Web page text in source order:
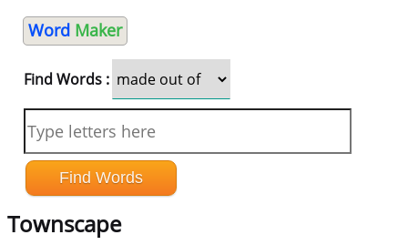
Word Maker
Find Words :
Townscape